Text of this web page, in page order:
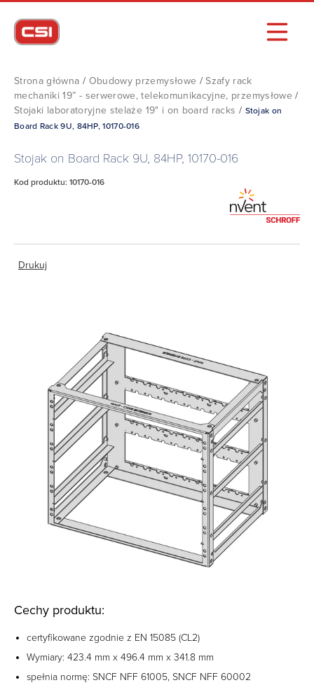
Strona główna / Obudowy przemysłowe /Szafy rack
mechaniki 19” - serwerowe, telekomunikacyjne, przemysłowe /
Stojaki laboratoryjne stelaże 19" i on board racks / Stojak on
Board Rack 9U, 84HP, 10170-016
Stojak on Board Rack 9U, 84HP, 10170-016
Kod produktu: 10170-016
Drukuj
Cechy produktu:
certyfikowane zgodnie z EN 15085 (CL2)
Wymiary: 423.4 mm x 496.4 mm x 341.8 mm
spełnia normę: SNCF NFF 61005, SNCF NFF 60002